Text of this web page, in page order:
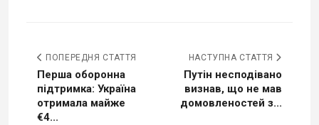
ПОПЕРЕДНЯ СТАТТЯ
Перша оборонна
підтримка: Україна
отримала майже
€4...
НАСТУПНА СТАТТЯ
Путін несподівано
визнав, що не мав
домовленостей з...